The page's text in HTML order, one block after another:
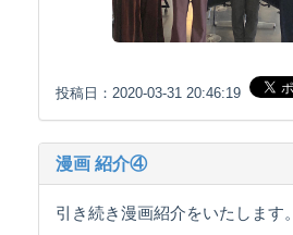
投稿日：2020-03-31 20:46:19
漫画 紹介④
引き続き漫画紹介をいたします。